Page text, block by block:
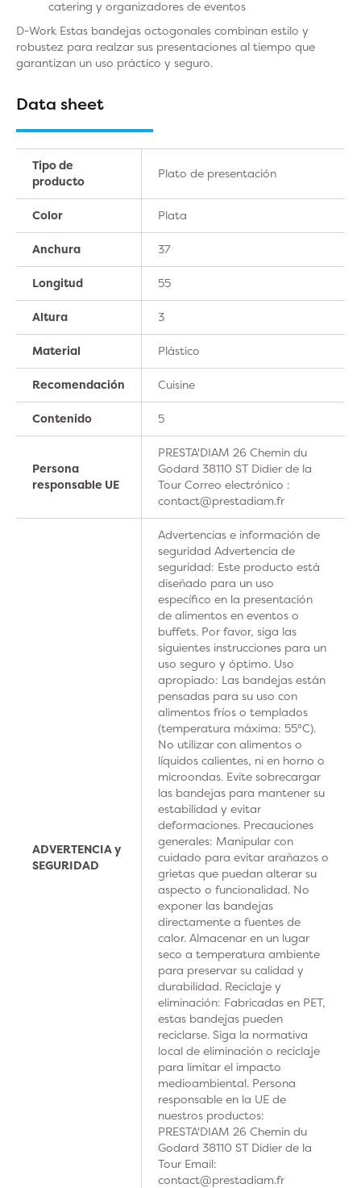
catering y organizadores de eventos
D-Work Estas bandejas octogonales combinan estilo y
robustez para realzar sus presentaciones al tiempo que
garantizan un uso práctico y seguro.
Data sheet
Tipo de
producto
Plato de presentación
Color Plata
Anchura 37
Longitud 55
Altura 3
Material Plástico
Recomendación Cuisine
Contenido 5
Persona
responsable UE
PRESTA'DIAM 26 Chemin du
Godard 38110 ST Didier de la
Tour Correo electrónico :
contact@prestadiam.fr
ADVERTENCIA y
SEGURIDAD
Advertencias e información de
seguridad Advertencia de
seguridad: Este producto está
diseñado para un uso
específico en la presentación
de alimentos en eventos o
buffets. Por favor, siga las
siguientes instrucciones para un
uso seguro y óptimo. Uso
apropiado: Las bandejas están
pensadas para su uso con
alimentos fríos o templados
(temperatura máxima: 55°C).
No utilizar con alimentos o
líquidos calientes, ni en horno o
microondas. Evite sobrecargar
las bandejas para mantener su
estabilidad y evitar
deformaciones. Precauciones
generales: Manipular con
cuidado para evitar arañazos o
grietas que puedan alterar su
aspecto o funcionalidad. No
exponer las bandejas
directamente a fuentes de
calor. Almacenar en un lugar
seco a temperatura ambiente
para preservar su calidad y
durabilidad. Reciclaje y
eliminación: Fabricadas en PET,
estas bandejas pueden
reciclarse. Siga la normativa
local de eliminación o reciclaje
para limitar el impacto
medioambiental. Persona
responsable en la UE de
nuestros productos:
PRESTA'DIAM 26 Chemin du
Godard 38110 ST Didier de la
Tour Email:
contact@prestadiam.fr